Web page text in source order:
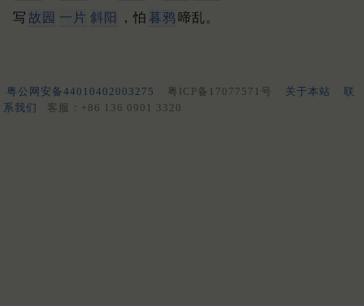
写 故园 一片 斜阳 ，怕 暮鸦 啼乱。
粤公网安备44010402003275 粤ICP备17077571号 关于本站
联
系我们
客服：+86 136 0901 3320